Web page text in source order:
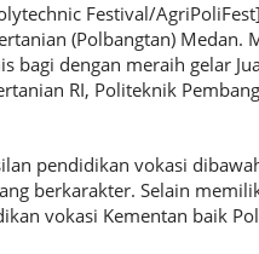
Festival/
(Polbangtan) Medan.
bagi dengan meraih gelar
RI, Politeknik
pendidikan vokasi
berkarakter. Selain
vokasi Kementan baik